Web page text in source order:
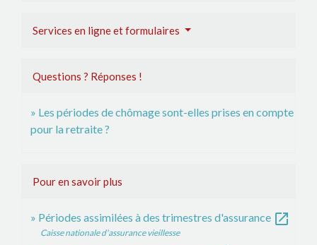
Services en ligne et formulaires
Questions ? Réponses !
Les périodes de chômage sont-elles prises en compte
pour la retraite ?
Pour en savoir plus
Périodes assimilées à des trimestres d'assurance open_in_new
Caisse nationale d'assurance vieillesse